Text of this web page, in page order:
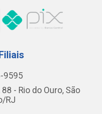
9595
- Rio do Ouro, São
RJ